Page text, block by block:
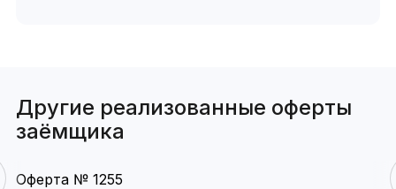
Другие реализованные оферты
заёмщика
Оферта № 1255